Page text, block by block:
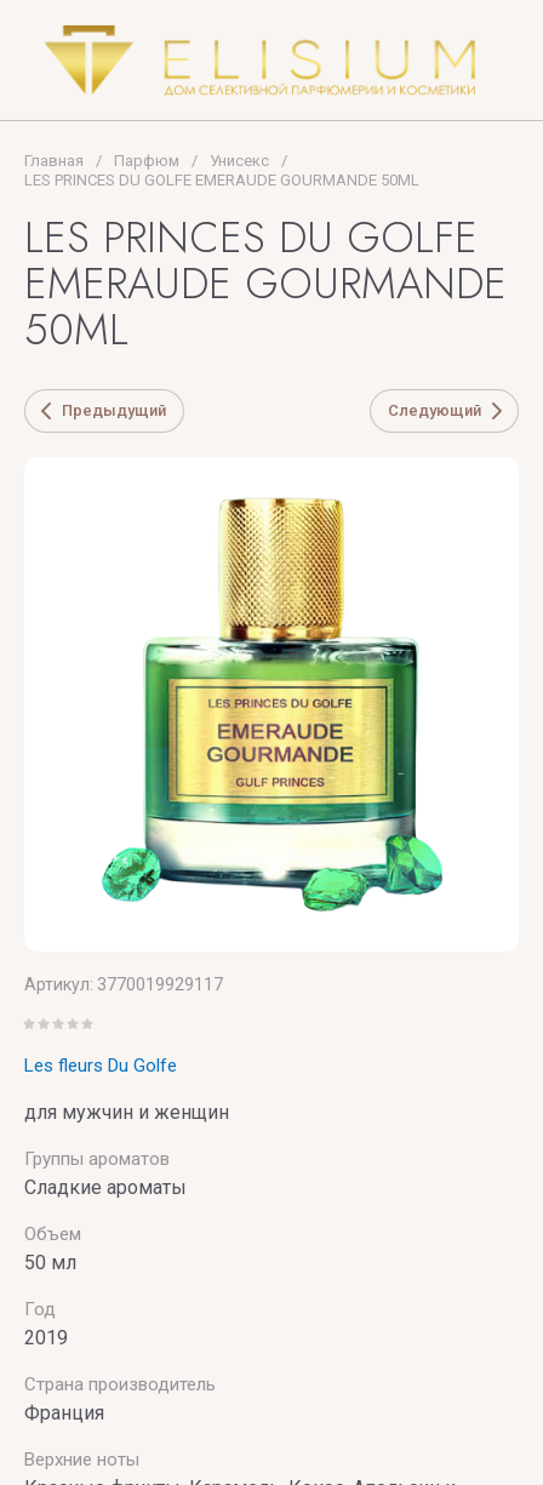
Главная / Парфюм / Унисекс
/
LES PRINCES DU GOLFE EMERAUDE GOURMANDE 50ML
LES PRINCES DU GOLFE
EMERAUDE GOURMANDE
50ML
Предыдущий Следующий
Артикул: 3770019929117
Les fleurs Du Golfe
для мужчин и женщин
Группы ароматов
Сладкие ароматы
Объем
50 мл
Год
2019
Страна производитель
Франция
Верхние ноты
Tom
Ford
TOP
U
UNIQUE'E
V
VALMONT
GABAI
Versace
Vertus
Victoria's
Secret
VIKTOR
& ROLF
VILHELM
PARFUMERIE
Camuto
X Y
Laurent
Z
ZILLI